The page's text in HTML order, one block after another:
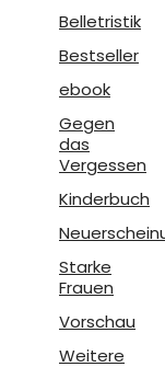
Belletristik
Bestseller
ebook
Gegen
das
Vergessen
Kinderbuch
Starke
Frauen
Vorschau
Weitere